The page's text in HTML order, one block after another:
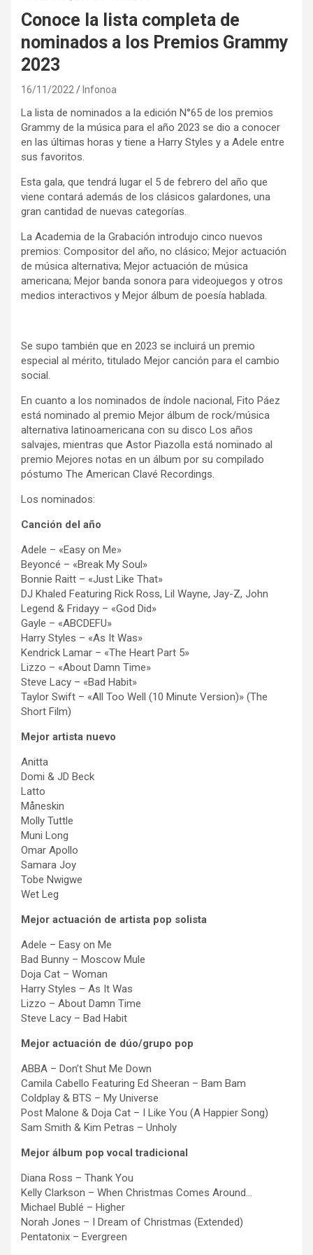
Conoce la lista completa de
nominados a los Premios Grammy
2023
16/11/2022 Infonoa
La lista de nominados a la edición N°65 de los premios
Grammy de la música para el año 2023 se dio a conocer
en las últimas horas y tiene a Harry Styles y a Adele entre
sus favoritos.
Esta gala, que tendrá lugar el 5 de febrero del año que
viene contará además de los clásicos galardones, una
gran cantidad de nuevas categorías.
La Academia de la Grabación introdujo cinco nuevos
premios: Compositor del año, no clásico; Mejor actuación
de música alternativa; Mejor actuación de música
americana; Mejor banda sonora para videojuegos y otros
medios interactivos y Mejor álbum de poesía hablada.
Se supo también que en 2023 se incluirá un premio
especial al mérito, titulado Mejor canción para el cambio
social.
En cuanto a los nominados de índole nacional, Fito Páez
está nominado al premio Mejor álbum de rock/música
alternativa latinoamericana con su disco Los años
salvajes, mientras que Astor Piazolla está nominado al
premio Mejores notas en un álbum por su compilado
póstumo The American Clavé Recordings.
Los nominados:
Canción del año
Adele – «Easy on Me»
Beyoncé – «Break My Soul»
Bonnie Raitt – «Just Like That»
DJ Khaled Featuring Rick Ross, Lil Wayne, Jay-Z, John
Legend & Fridayy – «God Did»
Gayle – «ABCDEFU»
Harry Styles – «As It Was»
Kendrick Lamar – «The Heart Part 5»
Lizzo – «About Damn Time»
Steve Lacy – «Bad Habit»
Taylor Swift – «All Too Well (10 Minute Version)» (The
Short Film)
Mejor artista nuevo
Anitta
Domi & JD Beck
Latto
Måneskin
Molly Tuttle
Muni Long
Omar Apollo
Samara Joy
Tobe Nwigwe
Wet Leg
Mejor actuación de artista pop solista
Adele – Easy on Me
Bad Bunny – Moscow Mule
Doja Cat – Woman
Harry Styles – As It Was
Lizzo – About Damn Time
Steve Lacy – Bad Habit
Mejor actuación de dúo/grupo pop
ABBA – Don’t Shut Me Down
Camila Cabello Featuring Ed Sheeran – Bam Bam
Coldplay & BTS – My Universe
Post Malone & Doja Cat – I Like You (A Happier Song)
Sam Smith & Kim Petras – Unholy
Mejor álbum pop vocal tradicional
Diana Ross – Thank You
Kelly Clarkson – When Christmas Comes Around…
Michael Bublé – Higher
Norah Jones – I Dream of Christmas (Extended)
Pentatonix – Evergreen